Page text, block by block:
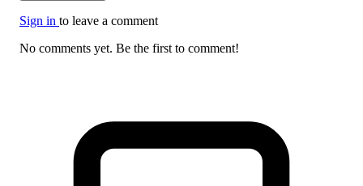
Sign in to leave a comment
No comments yet. Be the first to comment!